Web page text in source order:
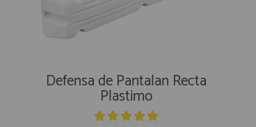
Defensa de Pantalan Recta
Plastimo